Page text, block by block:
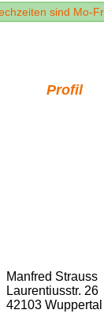
sind Mo-
Profil
Manfred Strauss
Laurentiusstr. 26
42103 Wuppertal